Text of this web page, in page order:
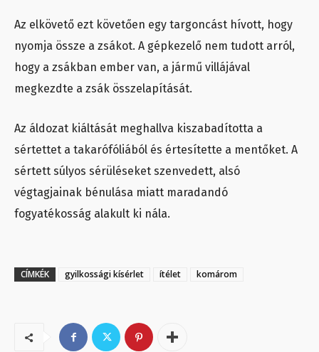
Az elkövető ezt követően egy targoncást hívott, hogy
nyomja össze a zsákot. A gépkezelő nem tudott arról,
hogy a zsákban ember van, a jármű villájával
megkezdte a zsák összelapítását.
Az áldozat kiáltását meghallva kiszabadította a
sértettet a takarófóliából és értesítette a mentőket. A
sértett súlyos sérüléseket szenvedett, alsó
végtagjainak bénulása miatt maradandó
fogyatékosság alakult ki nála.
CÍMKÉK gyilkossági kísérlet ítélet komárom